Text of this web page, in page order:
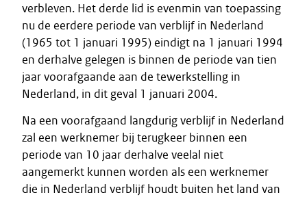
verbleven. Het derde lid is evenmin van toepassing
nu de eerdere periode van verblijf in Nederland
(1965 tot 1 januari 1995) eindigt na 1 januari 1994
en derhalve gelegen is binnen de periode van tien
jaar voorafgaande aan de tewerkstelling in
Nederland, in dit geval 1 januari 2004.
Na een voorafgaand langdurig verblijf in Nederland
zal een werknemer bij terugkeer binnen een
periode van 10 jaar derhalve veelal niet
aangemerkt kunnen worden als een werknemer
die in Nederland verblijf houdt buiten het land van